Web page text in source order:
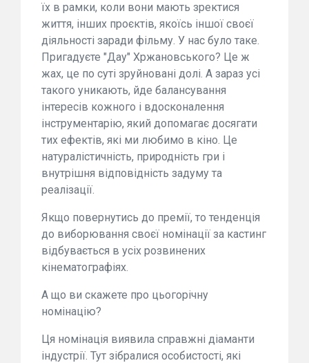
їх в рамки, коли вони мають зректися
життя, інших проєктів, якоїсь іншої своєї
діяльності заради фільму. У нас було таке.
Пригадуєте "Дау" Хржановського? Це ж
жах, це по суті зруйновані долі. А зараз усі
такого уникають, йде балансування
інтересів кожного і вдосконалення
інструментарію, який допомагає досягати
тих ефектів, які ми любимо в кіно. Це
натуралістичність, природність гри і
внутрішня відповідність задуму та
реалізації.
Якщо повернутись до премії, то тенденція
до виборювання своєї номінації за кастинг
відбувається в усіх розвинених
кінематографіях.
А що ви скажете про цьогорічну
номінацію?
Ця номінація виявила справжні діаманти
індустрії. Тут зібралися особистості, які